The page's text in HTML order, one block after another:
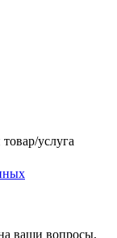
услуга
ваши вопросы,